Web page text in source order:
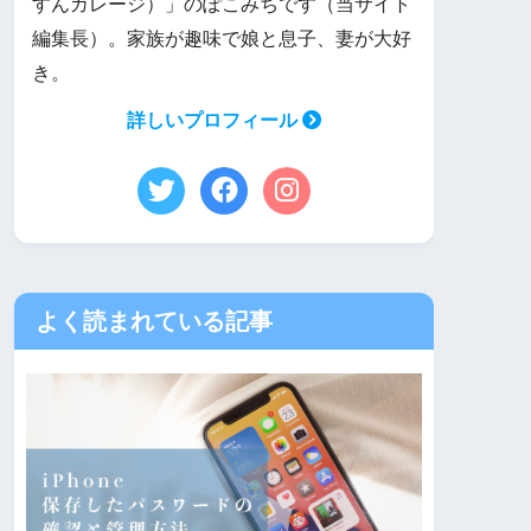
すんガレージ）」のぽこみちです（当サイト
編集長）。家族が趣味で娘と息子、妻が大好
き。
詳しいプロフィール
よく読まれている記事